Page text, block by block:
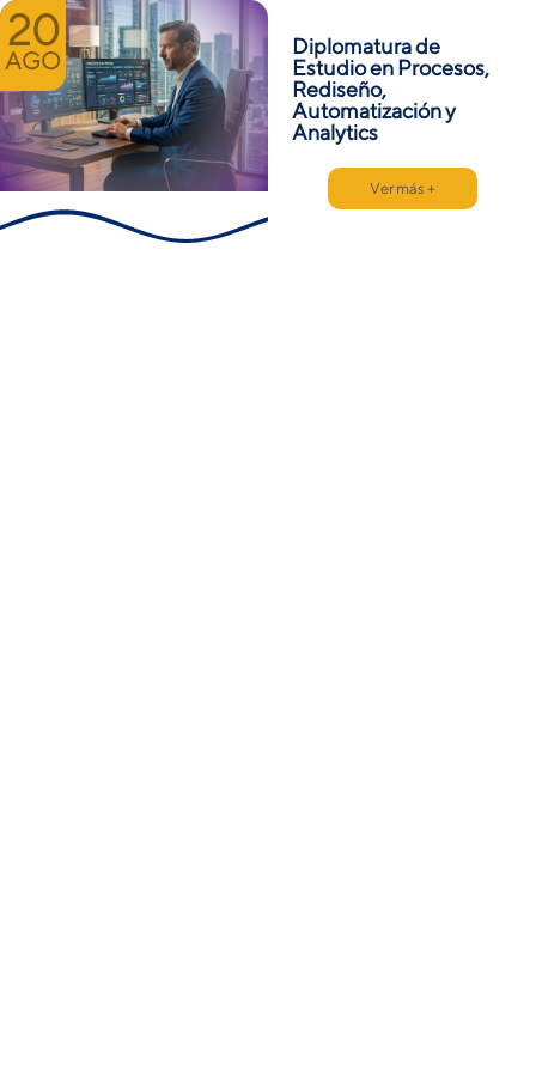
20
AGO
Diplomatura de
Estudio en Procesos,
Rediseño,
Automatización y
Analytics
Ver más +